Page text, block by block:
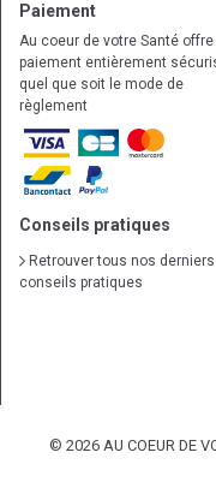
Paiement
Au coeur de votre Santé offre
paiement entièrement
quel que soit le mode de
règlement
Conseils pratiques
Retrouver tous nos derniers
conseils pratiques
© 2026 AU COEUR DE